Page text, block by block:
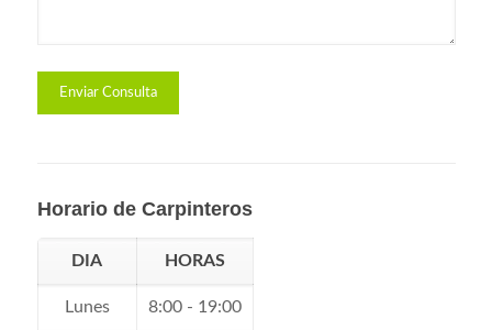
Horario de Carpinteros
DIA HORAS
Lunes 8:00 - 19:00